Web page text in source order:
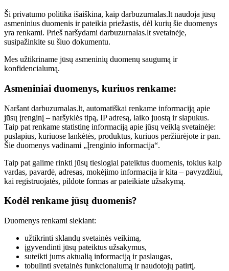
Ši privatumo politika išaiškina, kaip darbuzurnalas.lt naudoja jūsų
asmeninius duomenis ir pateikia priežastis, dėl kurių šie duomenys
yra renkami. Prieš naršydami darbuzurnalas.lt svetainėje,
susipažinkite su šiuo dokumentu.
Mes užtikriname jūsų asmeninių duomenų saugumą ir
konfidencialumą.
Asmeniniai duomenys, kuriuos renkame:
Naršant darbuzurnalas.lt, automatiškai renkame informaciją apie
jūsų įrenginį – naršyklės tipą, IP adresą, laiko juostą ir slapukus.
Taip pat renkame statistinę informaciją apie jūsų veiklą svetainėje:
puslapius, kuriuose lankėtės, produktus, kuriuos peržiūrėjote ir pan.
Šie duomenys vadinami „Įrenginio informacija“.
Taip pat galime rinkti jūsų tiesiogiai pateiktus duomenis, tokius kaip
vardas, pavardė, adresas, mokėjimo informacija ir kita – pavyzdžiui,
kai registruojatės, pildote formas ar pateikiate užsakymą.
Kodėl renkame jūsų duomenis?
Duomenys renkami siekiant:
užtikrinti sklandų svetainės veikimą,
įgyvendinti jūsų pateiktus užsakymus,
suteikti jums aktualią informaciją ir paslaugas,
tobulinti svetainės funkcionalumą ir naudotojų patirtį.